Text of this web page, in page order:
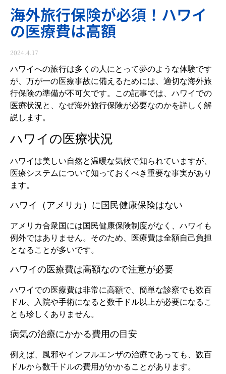
海外旅行保険が必須！ハワイ
の医療費は高額
2024.4.17
ハワイへの旅行は多くの人にとって夢のような体験です
が、万が一の医療事故に備えるためには、適切な海外旅
行保険の準備が不可欠です。この記事では、ハワイでの
医療状況と、なぜ海外旅行保険が必要なのかを詳しく解
説します。
ハワイの医療状況
ハワイは美しい自然と温暖な気候で知られていますが、
医療システムについて知っておくべき重要な事実があり
ます。
ハワイ（アメリカ）に国民健康保険はない
アメリカ合衆国には国民健康保険制度がなく、ハワイも
例外ではありません。そのため、医療費は全額自己負担
となることが多いです。
ハワイの医療費は高額なので注意が必要
ハワイでの医療費は非常に高額で、簡単な診察でも数百
ドル、入院や手術になると数千ドル以上が必要になるこ
とも珍しくありません。
病気の治療にかかる費用の目安
例えば、風邪やインフルエンザの治療であっても、数百
ドルから数千ドルの費用がかかることがあります。